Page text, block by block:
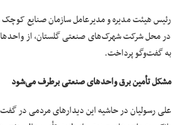
رئیس هیئت مدیره و مدیرعامل سازمان صنایع
در محل شرکت شهرک‌های صنعتی گلستان، از
به گفت‌وگو پرداخت.
مشکل تأمین برق واحدهای صنعتی برطرف می‌شود
علی رسولیان در حاشیه این دیدارهای مردمی در